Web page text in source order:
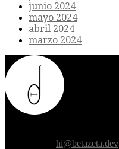
junio 2024
mayo 2024
abril 2024
marzo 2024
hi@betazeta.dev